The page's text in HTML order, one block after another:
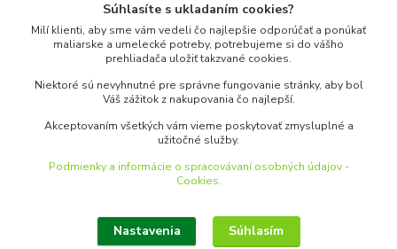
www.merkantil.sk
Pondelok-Piatok: 9.00-17.00hod.
objednavky@merkantil-obchod.sk
Súhlasíte s ukladaním cookies?
Milí klienti, aby sme vám vedeli čo najlepšie odporúčať a ponúkať
maliarske a umelecké potreby, potrebujeme si do vášho
prehliadača uložiť takzvané cookies.
Niektoré sú nevyhnutné pre správne fungovanie stránky, aby bol
Váš zážitok z nakupovania čo najlepší.
Akceptovaním všetkých vám vieme poskytovať zmysluplné a
užitočné služby.
Podmienky a informácie o spracovávaní osobných údajov -
Cookies.
Nastavenia Súhlasím